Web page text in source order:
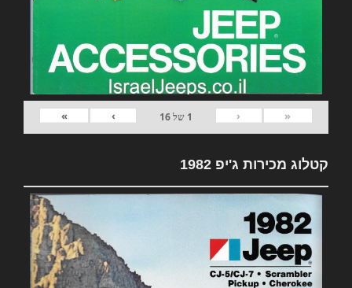
«
‹
1 של16
›
»
קטלוג מכירות ג'יפ 1982